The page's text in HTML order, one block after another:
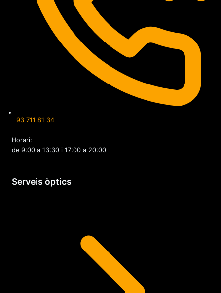
93 711 81 34
Horari:
de 9:00 a 13:30 i 17:00 a 20:00
Serveis òptics